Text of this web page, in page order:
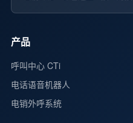
产品
呼叫中心 CTi
电话语音机器人
电销外呼系统